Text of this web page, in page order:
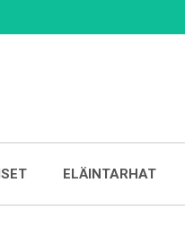
ELÄINTARHAT